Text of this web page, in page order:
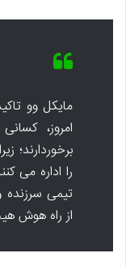
مایکل وو
امروز،
برخوردارند؛
را اداره می
تیمی سرزنده
از راه هوش